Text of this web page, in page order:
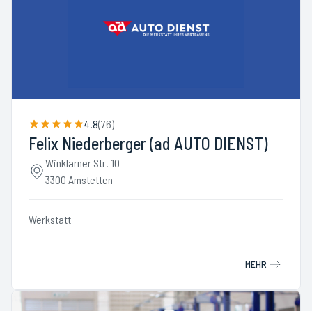
4.8(76)
Felix Niederberger (ad AUTO DIENST)
Winklarner Str. 10
3300 Amstetten
Werkstatt
MEHR